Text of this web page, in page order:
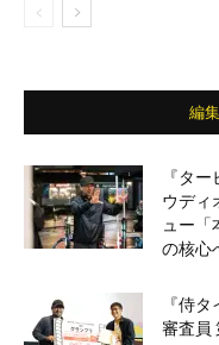
編
『タ
ウディ
ュー「
の核心
『侍
審査員